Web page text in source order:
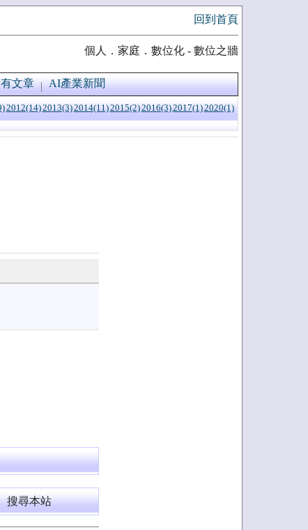
回到首頁
個人．家庭．數位化 - 數位之牆
文章 AI產業新聞
2012(14)2013(3)2014(11)2015(2)2016(3)2017(1)2020(1)
搜尋本站